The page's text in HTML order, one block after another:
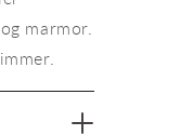
marmor.